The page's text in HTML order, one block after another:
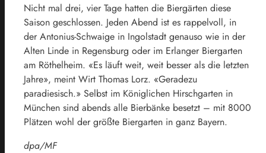
Nicht mal drei, vier Tage hatten die Biergärten diese
Saison geschlossen. Jeden Abend ist es rappelvoll, in
der Antonius-Schwaige in Ingolstadt genauso wie in der
Alten Linde in Regensburg oder im Erlanger Biergarten
am Röthelheim. «Es läuft weit, weit besser als die letzten
Jahre», meint Wirt Thomas Lorz. «Geradezu
paradiesisch.» Selbst im Königlichen Hirschgarten in
München sind abends alle Bierbänke besetzt – mit 8000
Plätzen wohl der größte Biergarten in ganz Bayern.
dpa/MF